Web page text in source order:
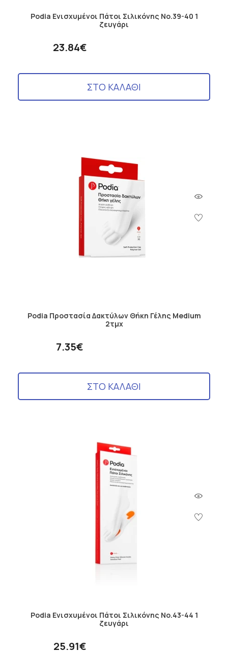
Podia Ενισχυμένοι Πάτοι Σιλικόνης Νο.39-40 1
ζευγάρι
23.84€
ΣΤΟ ΚΑΛΑΘΙ
Podia Προστασία Δακτύλων Θήκη Γέλης Medium
2τμχ
7.35€
ΣΤΟ ΚΑΛΑΘΙ
Podia Ενισχυμένοι Πάτοι Σιλικόνης Νο.43-44 1
ζευγάρι
25.91€